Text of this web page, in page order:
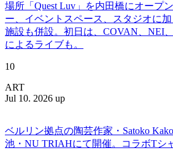
場所「Quest Luv」を内田橋にオープ
ー、イベントスペース、スタジオに
施設も併設。初日は、COVAN、NEI、
によるライブも。
10
ART
Jul 10. 2026 up
ベルリン拠点の陶芸作家・Satoko
池・NU TRIAHにて開催。コラボTシ